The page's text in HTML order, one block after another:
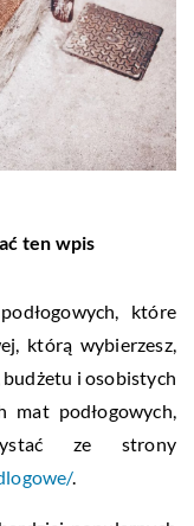
ten wpis
które
którą wybierzesz,
budżetu i osobistych
mat podłogowych,
ze strony
.